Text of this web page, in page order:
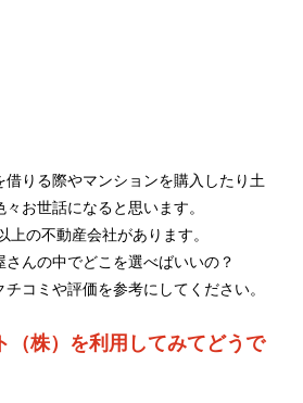
りる際やマンションを購入したり土
お世話になると思います。
上の不動産会社があります。
んの中でどこを選べばいいの？
コミや評価を参考にしてください。
（株）を利用してみてどうで